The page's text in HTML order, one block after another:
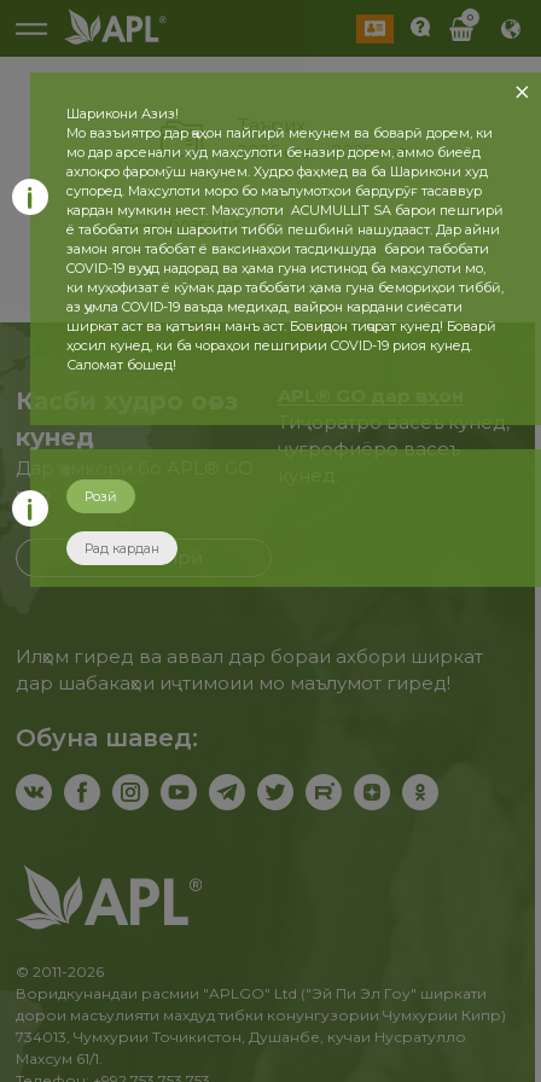
0
Таърих
2026 сол 2025 сол
бозгашт
Касби худро оғоз
кунед
Дар ҳамкорӣ бо APL® GO
ҳоло
Бақайдгирӣ
Тиҷоратро васеъ кунед,
ҷуғрофиёро васеъ
Илҳом гиред ва аввал дар бораи ахбори ширкат
дар шабакаҳои иҷтимоии мо маълумот гиред!
Обуна шавед:
© 2011-2026
Воридкунандаи расмии "APLGO" Ltd ("Эй Пи Эл Гоу" ширкати
дорои масъулияти махдуд тибки конунгузории Чумхурии Кипр)
734013, Чумхурии Точикистон, Душанбе, кучаи Нусратулло
Махсум 61/1.
Шарикони Азиз!
Мо вазъиятро дар ҷаҳон пайгирӣ мекунем ва боварӣ дорем, ки
мо дар арсенали худ маҳсулоти беназир дорем, аммо биеёд
ахлоқро фаромӯш накунем. Худро фаҳмед ва ба Шарикони худ
супоред. Маҳсулоти моро бо маълумотҳои бардурӯғ тасаввур
кардан мумкин нест. Маҳсулоти ACUMULLIT SA барои пешгирӣ
ё табобати ягон шароити тиббӣ пешбинӣ нашудааст. Дар айни
замон ягон табобат ё ваксинаҳои тасдиқшуда барои табобати
COVID-19 вуҷуд надорад ва ҳама гуна истинод ба маҳсулоти мо,
ки муҳофизат ё кӯмак дар табобати ҳама гуна бемориҳои тиббӣ,
аз ҷумла COVID-19 ваъда медиҳад, вайрон кардани сиёсати
ширкат аст ва қатъиян манъ аст. Бовиҷдон тиҷорат кунед! Боварӣ
ҳосил кунед, ки ба чораҳои пешгирии COVID-19 риоя кунед.
Саломат бошед!
Розӣ
Рад кардан